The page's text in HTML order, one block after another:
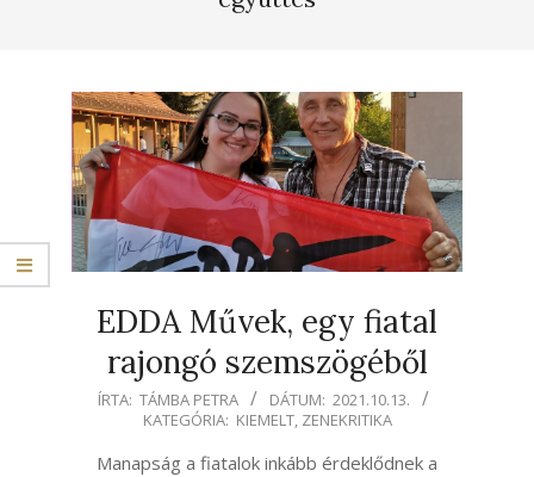
EDDA Művek, egy fiatal
rajongó szemszögéből
2021-
ÍRTA: TÁMBA PETRA DÁTUM: 2021.10.13.
KATEGÓRIA: KIEMELT, ZENEKRITIKA
Manapság a fiatalok inkább érdeklődnek a